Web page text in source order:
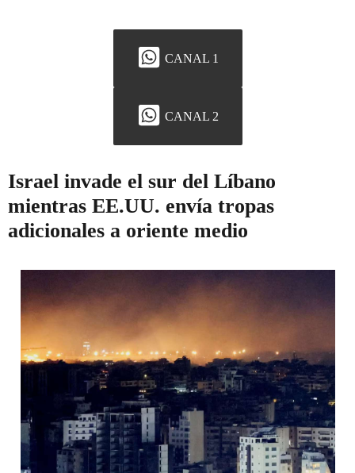
CANAL 1
CANAL 2
Israel invade el sur del Líbano
mientras EE.UU. envía tropas
adicionales a oriente medio